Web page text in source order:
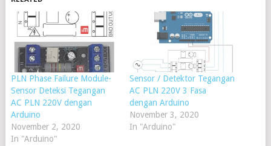
PLN Phase Failure Module-
Sensor Deteksi Tegangan
AC PLN 220V dengan
Arduino
November 2, 2020
In "Arduino"
Sensor / Detektor Tegangan
AC PLN 220V 3 Fasa
dengan Arduino
November 3, 2020
In "Arduino"